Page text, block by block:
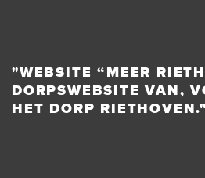
"WEBSITE “MEER
DORPSWEBSITE VAN,
HET DORP RIETHOVEN."